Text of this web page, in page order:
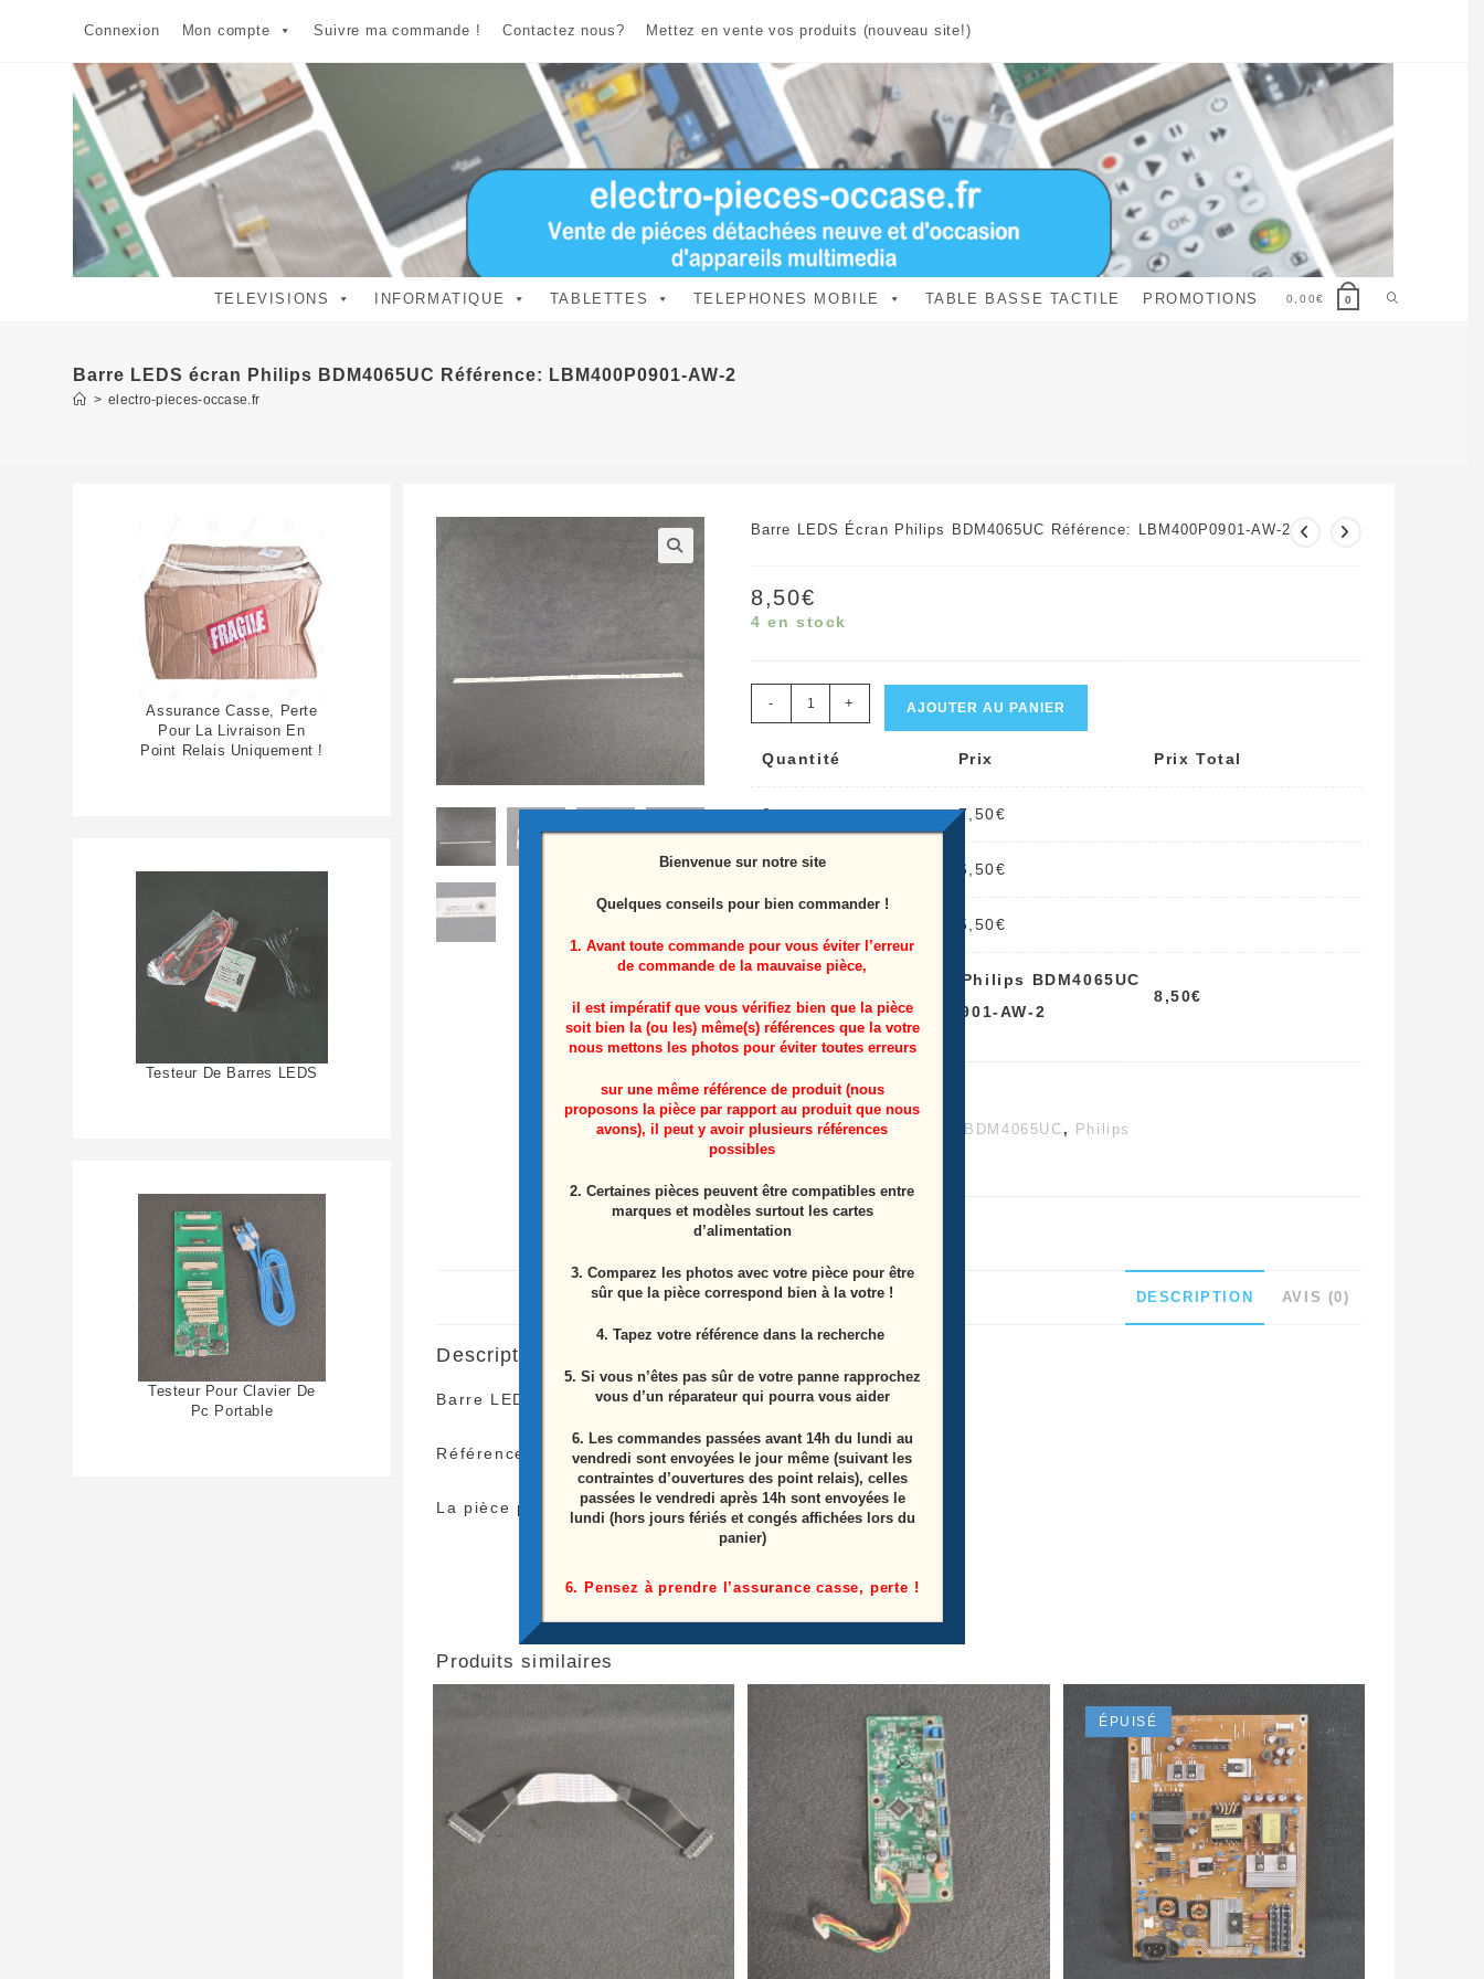
Connexion Mon compte Suivre ma commande ! Contactez nous? Mettez en vente vos produits (nouveau site!)
TELEVISIONS INFORMATIQUE TABLETTES TELEPHONES MOBILE TABLE BASSE TACTILE PROMOTIONS 0,00€ 0 Toggle
Barre LEDS écran Philips BDM4065UC Référence: LBM400P0901-AW-2
> electro-pieces-occase.fr
🔍
Barre LEDS Écran Philips BDM4065UC Référence: LBM400P0901-AW-2
8,50€
4 en stock
quantité
Barre
Philips
LBM400P0901-
2
- + AJOUTER AU PANIER
Quantité Prix Prix Total
2 7,50€
3 6,50€
5,50€
Barre LEDS écran Philips BDM4065UC
Référence: LBM400P0901-AW-2
8,50€
UGS : 6322166417
Catégories :Barres LED BDM4065UC ,
Philips
Étiquette :
DESCRIPTION AVIS (0)
Description
Barre LEDS écran PhilipsBDM4065UC
Référence: LBM400P0901-AW-2
La pièce proviens d’un écran casser
Produits similaires
ÉPUISÉ
Assurance Casse, Perte
Pour La Livraison En
Point Relais Uniquement !
Testeur De Barres LEDS
Testeur Pour Clavier De
Pc Portable
Bienvenue sur notre site
Quelques conseils pour bien commander !
1. Avant toute commande pour vous éviter l’erreur
de commande de la mauvaise pièce,
il est impératif que vous vérifiez bien que la pièce
soit bien la (ou les) même(s) références que la votre
nous mettons les photos pour éviter toutes erreurs
sur une même référence de produit (nous
proposons la pièce par rapport au produit que nous
avons), il peut y avoir plusieurs références
possibles
2. Certaines pièces peuvent être compatibles entre
marques et modèles surtout les cartes
d’alimentation
3. Comparez les photos avec votre pièce pour être
sûr que la pièce correspond bien à la votre !
4. Tapez votre référence dans la recherche
5. Si vous n’êtes pas sûr de votre panne rapprochez
vous d’un réparateur qui pourra vous aider
6. Les commandes passées avant 14h du lundi au
vendredi sont envoyées le jour même (suivant les
contraintes d’ouvertures des point relais), celles
passées le vendredi après 14h sont envoyées le
lundi (hors jours fériés et congés affichées lors du
panier)
6. Pensez à prendre l’assurance casse, perte !